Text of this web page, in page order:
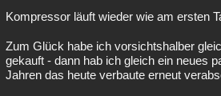
Kompressor läuft wieder wie am ersten
Zum Glück habe ich vorsichtshalber
gekauft - dann hab ich gleich ein neues
Jahren das heute verbaute erneut